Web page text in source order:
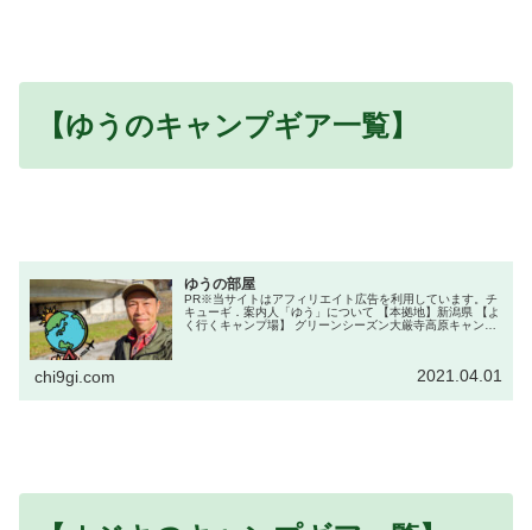
【ゆうのキャンプギア一覧】
ゆうの部屋
PR※当サイトはアフィリエイト広告を利用しています。チ
キューギ．案内人「ゆう」について 【本拠地】新潟県 【よ
く行くキャンプ場】 グリーンシーズン大厳寺高原キャンプ
chi9gi.com 2021.04.01